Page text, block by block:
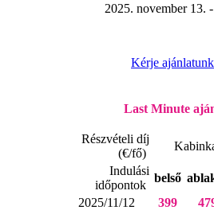
2025. november 13.
Kérje
Last Minute
Részvételi díj
(€/fő)
Indulási
időpontok
belső
2025/11/12
399